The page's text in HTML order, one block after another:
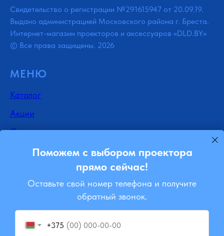
Поможем с выбором проектора
прямо сейчас!
Оставьте свой номер телефона и получите
обратный звонок.
+375
Свидетельство о регистрации №291615947 от 20.09.19.
Выдано администрацией Московского района г. Бреста.
Интернет-магазин проекторов и аксессуаров «DLD.BY»
© Все права защищены. 2026
МЕНЮ
Каталог
Акции
Отзывы
Доставка